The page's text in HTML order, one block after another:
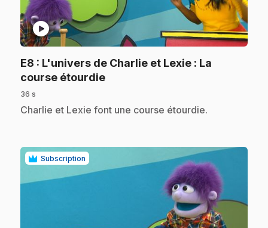
play_circle
E8 : L'univers de Charlie et Lexie : La
course étourdie.
36 s
.Charlie et Lexie font une course étourdie.
Subscription